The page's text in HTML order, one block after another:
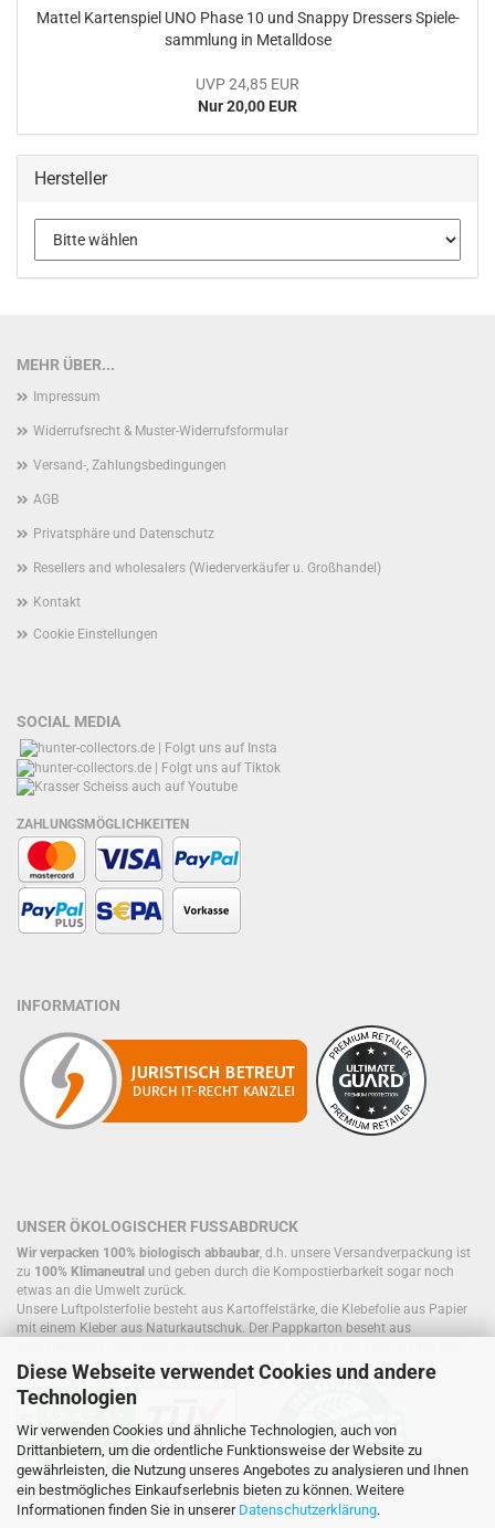
Diese Webseite verwendet Cookies und andere
Technologien
Wir verwenden Cookies und ähnliche Technologien, auch von
Drittanbietern, um die ordentliche Funktionsweise der Website zu
gewährleisten, die Nutzung unseres Angebotes zu analysieren und Ihnen
ein bestmögliches Einkaufserlebnis bieten zu können. Weitere
Informationen finden Sie in unserer Datenschutzerklärung.
Mat­tel Kar­ten­spiel UNO Phase 10 und Snap­py Dressers Spie­le­
samm­lung in Me­tall­do­se
UVP 24,85 EUR
Nur 20,00 EUR
Hersteller
MEHR ÜBER...
Impressum
Widerrufsrecht & Muster-Widerrufsformular
Versand-, Zahlungsbedingungen
AGB
Privatsphäre und Datenschutz
Resellers and wholesalers (Wiederverkäufer u. Großhandel)
Kontakt
Cookie Einstellungen
SOCIAL MEDIA
ZAHLUNGSMÖGLICHKEITEN
INFORMATION
UNSER ÖKOLOGISCHER FUSSABDRUCK
Wir verpacken 100% biologisch abbaubar, d.h. unsere Versandverpackung ist
zu 100% Klimaneutral und geben durch die Kompostierbarkeit sogar noch
etwas an die Umwelt zurück.
Unsere Luftpolsterfolie besteht aus Kartoffelstärke, die Klebefolie aus Papier
mit einem Kleber aus Naturkautschuk. Der Pappkarton beseht aus
Füllmaterial, bereits im Kreislauf befinden.